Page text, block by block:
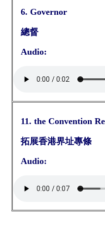
6. Governor
總督
Audio:
11. the Convention
拓展香港界址專條
Audio: